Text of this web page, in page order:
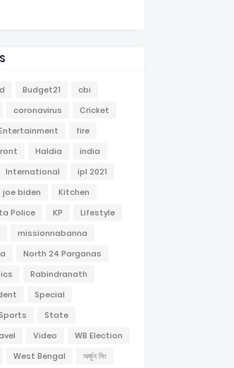
Budget21
cbi
coronavirus
Cricket
fire
Haldia
india
International
ipl 2021
joe biden
Kitchen
Police KP
Lifestyle
missionnabanna
North 24 Parganas
Rabindranath
Special
Sports
State
Video
WB Election
West Bengal
অর্জুন সিং